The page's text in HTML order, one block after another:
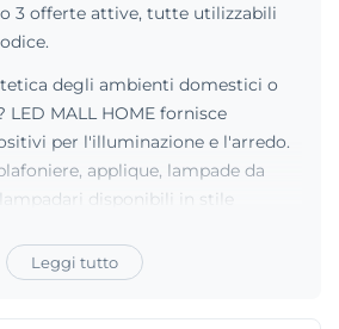
3 offerte attive, tutte utilizzabili
degli ambienti domestici o
LED MALL HOME fornisce
per l'illuminazione e l'arredo.
applique, lampade da
disponibili in stile
in gesso per strip LED, il
ricco assortimento per il
Leggi tutto